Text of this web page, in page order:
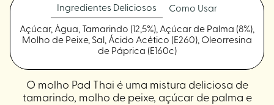
O molho Pad Thai é uma mistura deliciosa de
tamarindo, molho de peixe, açúcar de palma e
Ingredientes Deliciosos Como Usar
Açúcar, Água, Tamarindo (12,5%), Açúcar de Palma (8%),
Molho de Peixe, Sal, Ácido Acético (E260), Oleorresina
de Páprica (E160c)